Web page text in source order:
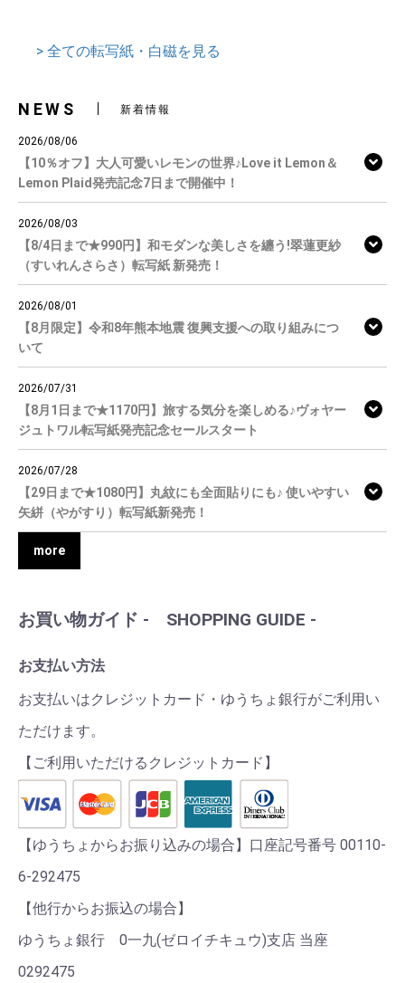
> 全ての転写紙・白磁を見る
NEWS 新着情報
2026/08/06
【10％オフ】大人可愛いレモンの世界♪Love it Lemon＆
Lemon Plaid発売記念7日まで開催中！
2026/08/03
【8/4日まで★990円】和モダンな美しさを纏う!翠蓮更紗
（すいれんさらさ）転写紙 新発売！
2026/08/01
【8月限定】令和8年熊本地震 復興支援への取り組みにつ
いて
2026/07/31
【8月1日まで★1170円】旅する気分を楽しめる♪ヴォヤー
ジュトワル転写紙発売記念セールスタート
2026/07/28
【29日まで★1080円】丸紋にも全面貼りにも♪ 使いやすい
矢絣（やがすり）転写紙新発売！
more
お買い物ガイド - SHOPPING GUIDE -
お支払い方法
お支払いはクレジットカード・ゆうちょ銀行がご利用い
ただけます。
【ご利用いただけるクレジットカード】
【ゆうちょからお振り込みの場合】口座記号番号 00110-
6-292475
【他行からお振込の場合】
ゆうちょ銀行 0一九(ゼロイチキュウ)支店 当座
0292475